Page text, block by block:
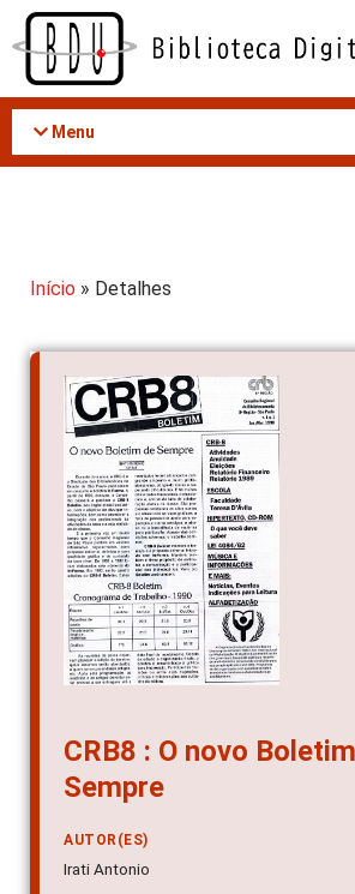
Acessar
conteúdo
Menu
Início » Detalhes
CRB8 : O novo
Sempre
AUTOR(ES)
Irati Antonio